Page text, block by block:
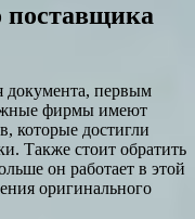
поставщика
документа, первым
фирмы имеют
которые достигли
Также стоит обратить
он работает в этой
оригинального